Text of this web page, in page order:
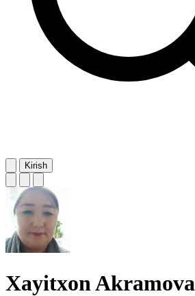
Kirish
Xayitxon Akramova